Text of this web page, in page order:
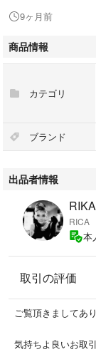
税込単価：28,000円
小計 ：28,000円
2週間ほど使用しま
9ヶ月前
商品情報
カテゴリ
ブランド
出品者情報
RIKA
RICA
本
取引の評価
ご覧頂きましてあ
気持ちよ良いお取